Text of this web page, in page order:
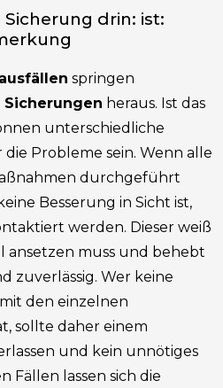
drin: ist:
springen
Sicherungen heraus. Ist das
unterschiedliche
Probleme sein. Wenn alle
durchgeführt
Besserung in Sicht ist,
werden. Dieser weiß
ansetzen muss und behebt
zuverlässig. Wer keine
den einzelnen
sollte daher einem
und kein unnötiges
Fällen lassen sich die